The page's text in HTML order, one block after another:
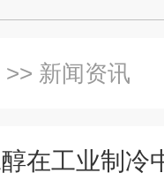
>> 新闻资讯